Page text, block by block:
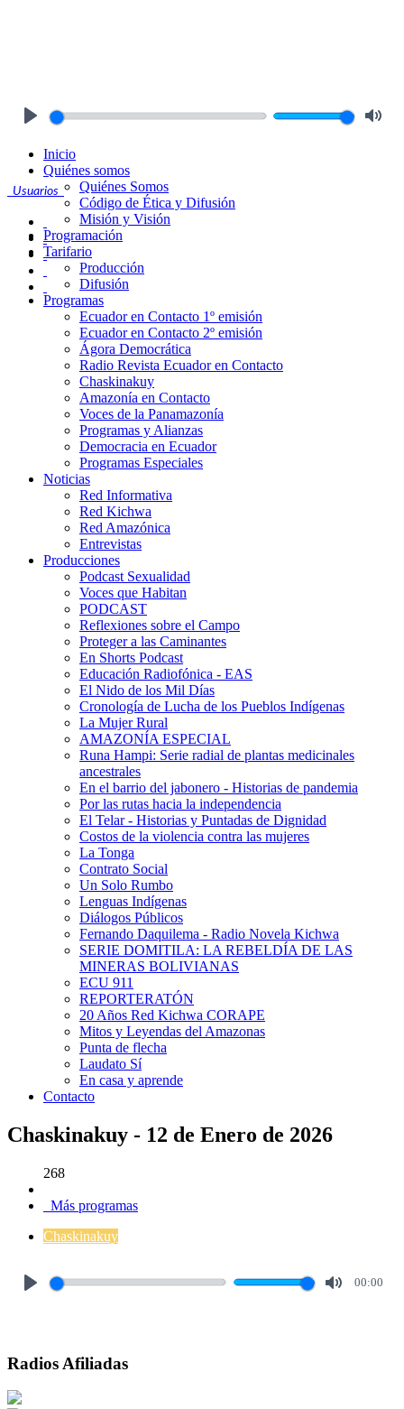
Usuarios
Inicio
Quiénes somos
Quiénes Somos
Código de Ética y Difusión
Misión y Visión
Programación
Tarifario
Producción
Difusión
Programas
Ecuador en Contacto 1º emisión
Ecuador en Contacto 2º emisión
Ágora Democrática
Radio Revista Ecuador en Contacto
Chaskinakuy
Amazonía en Contacto
Voces de la Panamazonía
Programas y Alianzas
Democracia en Ecuador
Programas Especiales
Noticias
Red Informativa
Red Kichwa
Red Amazónica
Entrevistas
Producciones
Podcast Sexualidad
Voces que Habitan
PODCAST
Reflexiones sobre el Campo
Proteger a las Caminantes
En Shorts Podcast
Educación Radiofónica - EAS
El Nido de los Mil Días
Cronología de Lucha de los Pueblos Indígenas
La Mujer Rural
AMAZONÍA ESPECIAL
Runa Hampi: Serie radial de plantas medicinales
ancestrales
En el barrio del jabonero - Historias de pandemia
Por las rutas hacia la independencia
El Telar - Historias y Puntadas de Dignidad
Costos de la violencia contra las mujeres
La Tonga
Contrato Social
Un Solo Rumbo
Lenguas Indígenas
Diálogos Públicos
Fernando Daquilema - Radio Novela Kichwa
SERIE DOMITILA: LA REBELDÍA DE LAS
MINERAS BOLIVIANAS
ECU 911
REPORTERATÓN
20 Años Red Kichwa CORAPE
Mitos y Leyendas del Amazonas
Punta de flecha
Laudato Sí
En casa y aprende
Contacto
Chaskinakuy - 12 de Enero de 2026
268
Más programas
Chaskinakuy
00:00
Radios Afiliadas